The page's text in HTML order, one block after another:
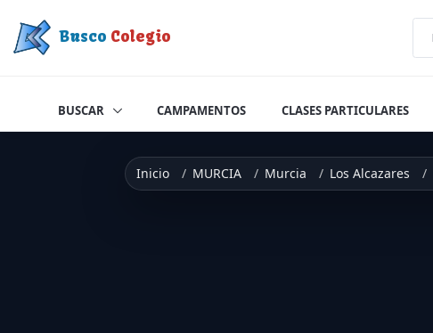
Busco Colegio
BUSCAR CAMPAMENTOS CLASES PARTICULARES
Inicio MURCIA Murcia Los Alcazares